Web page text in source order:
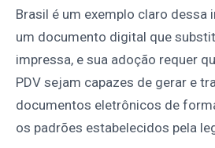
Brasil é um exemplo claro dessa
um documento digital que
impressa, e sua adoção requer
PDV sejam capazes de gerar e
documentos eletrônicos de
os padrões estabelecidos pela